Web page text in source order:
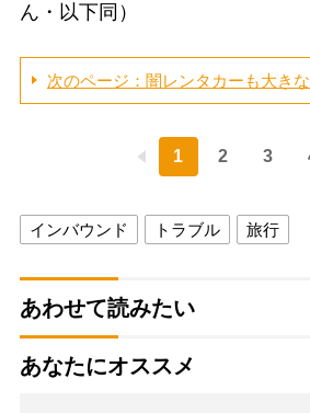
ん・以下同）
次のページ：闇レンタカーも大き
1 2 3
インバウンド トラブル 旅行
あわせて読みたい
あなたにオススメ